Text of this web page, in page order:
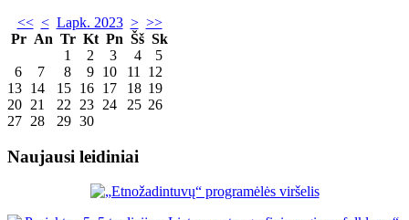
<< < Lapk. 2023 > >>
Pr An Tr Kt Pn Šš Sk
1
2 3 4
5
6
7 8 9 10 11
12
13 14 15 16 17 18 19
20 21 22 23 24 25 26
27 28 29 30
Naujausi leidiniai